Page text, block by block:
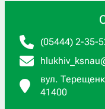
(05444) 2-35-
вул.
41400